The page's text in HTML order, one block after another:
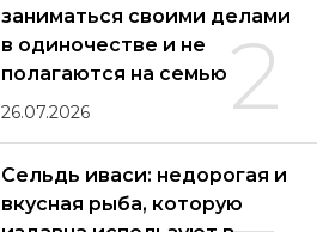
2
заниматься своими делами
в одиночестве и не
полагаются на семью
26.07.2026
Сельдь иваси: недорогая и
вкусная рыба, которую